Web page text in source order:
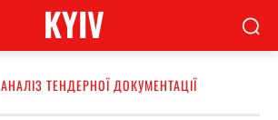
KYIV
АНАЛІЗ ТЕНДЕРНОЇ ДОКУМЕНТАЦІЇ